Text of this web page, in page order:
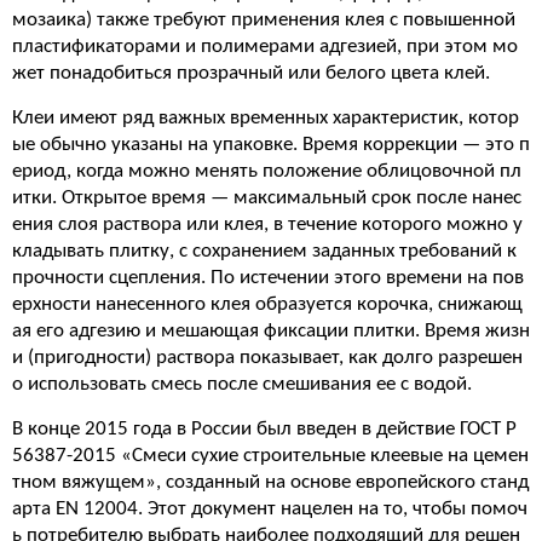
мозаика) также требуют применения клея с повышенной
пластификаторами и полимерами адгезией, при этом мо
жет понадобиться прозрачный или белого цвета клей.
Клеи имеют ряд важных временных характеристик, котор
ые обычно указаны на упаковке. Время коррекции — это п
ериод, когда можно менять положение облицовочной пл
итки. Открытое время — максимальный срок после нанес
ения слоя раствора или клея, в течение которого можно у
кладывать плитку, с сохранением заданных требований к
прочности сцепления. По истечении этого времени на пов
ерхности нанесенного клея образуется корочка, снижающ
ая его адгезию и мешающая фиксации плитки. Время жизн
и (пригодности) раствора показывает, как долго разрешен
о использовать смесь после смешивания ее с водой.
В конце 2015 года в России был введен в действие ГОСТ Р
56387-2015 «Смеси сухие строительные клеевые на цемен
тном вяжущем», созданный на основе европейского станд
арта EN 12004. Этот документ нацелен на то, чтобы помоч
ь потребителю выбрать наиболее подходящий для решен